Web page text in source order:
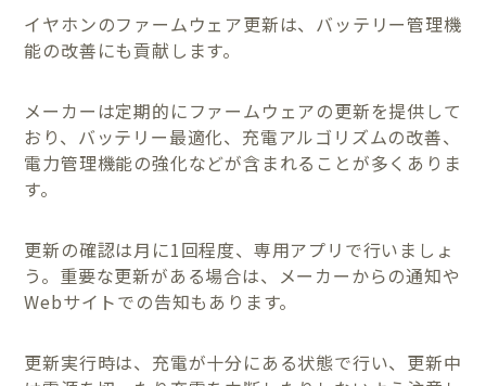
イヤホンのファームウェア更新は、バッテリー管理機
能の改善にも貢献します。
メーカーは定期的にファームウェアの更新を提供して
おり、バッテリー最適化、充電アルゴリズムの改善、
電力管理機能の強化などが含まれることが多くありま
す。
更新の確認は月に1回程度、専用アプリで行いましょ
う。重要な更新がある場合は、メーカーからの通知や
Webサイトでの告知もあります。
更新実行時は、充電が十分にある状態で行い、更新中